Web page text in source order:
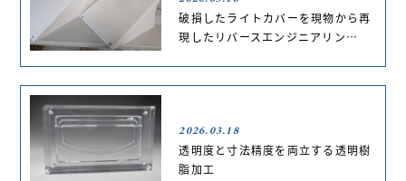
破損したライトカバーを現物から再
現したリバースエンジニアリン…
2026.03.18
透明度と寸法精度を両立する透明樹
脂加工